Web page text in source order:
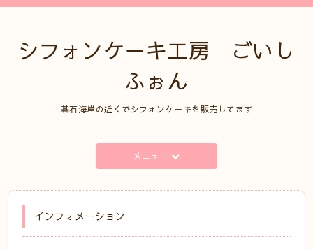
シフォンケーキ工房 ごいし
ふぉん
碁石海岸の近くでシフォンケーキを販売してます
メニュー
インフォメーション